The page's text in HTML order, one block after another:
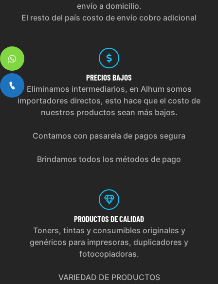
envío a domicilio.
El resto del país costo de envío cobro adicional
PRECIOS BAJOS
Eliminamos intermediarios, en Alhum somos
importadores directos, esto hace que el costo de
nuestros productos sean más bajos.
Contamos con pasarela de pagos segura
Brindamos todos los métodos de pago
PRODUCTOS DE CALIDAD
Toners, tintas y consumibles originales y
genéricos para impresoras, duplicadores y
fotocopiadoras.
VARIEDAD DE PRODUCTOS